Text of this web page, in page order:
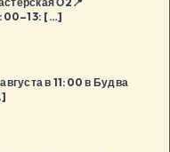
[…]
в 11:00 в Будва